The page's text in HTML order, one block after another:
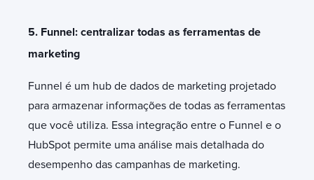
5. Funnel: centralizar todas as ferramentas de
marketing
Funnel é um hub de dados de marketing projetado
para armazenar informações de todas as ferramentas
que você utiliza. Essa integração entre o Funnel e o
HubSpot permite uma análise mais detalhada do
desempenho das campanhas de marketing.